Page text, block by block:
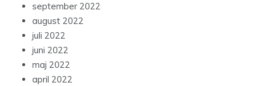
september 2022
august 2022
juli 2022
juni 2022
maj 2022
april 2022